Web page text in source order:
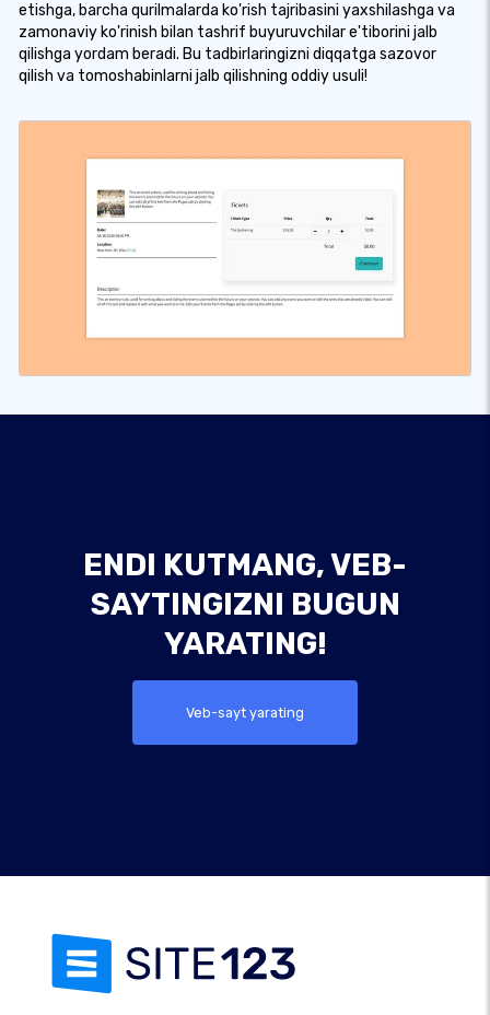
etishga, barcha qurilmalarda ko'rish tajribasini yaxshilashga va
zamonaviy ko'rinish bilan tashrif buyuruvchilar e'tiborini jalb
qilishga yordam beradi. Bu tadbirlaringizni diqqatga sazovor
qilish va tomoshabinlarni jalb qilishning oddiy usuli!
ENDI KUTMANG, VEB-
SAYTINGIZNI BUGUN
YARATING!
Veb-sayt yarating